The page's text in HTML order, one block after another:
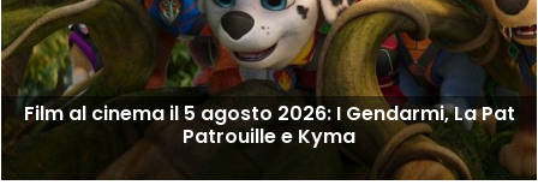
Film al cinema il 5 agosto 2026: I Gendarmi, La Pat
Patrouille e Kyma